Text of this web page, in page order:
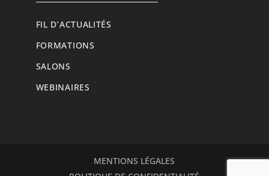
FIL D’ACTUALITÉS
FORMATIONS
SALONS
WEBINAIRES
MENTIONS LÉGALES